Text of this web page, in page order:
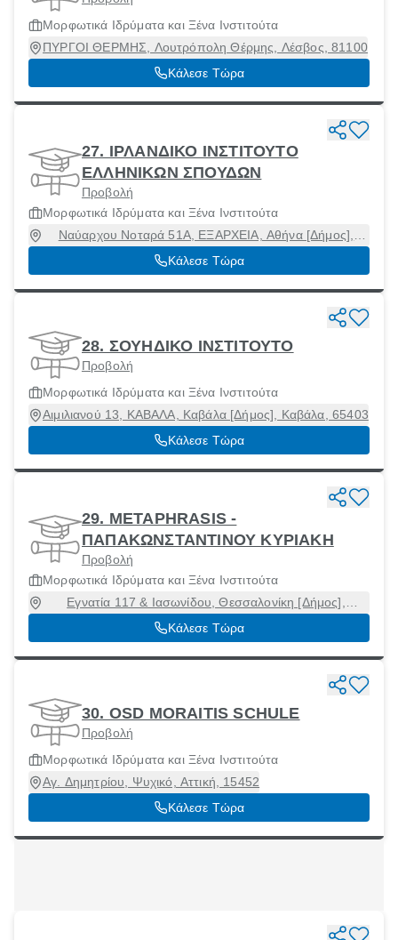
Μορφωτικά Ιδρύματα και Ξένα Ινστιτούτα
ΠΥΡΓΟΙ ΘΕΡΜΗΣ, Λουτρόπολη Θέρμης, Λέσβος, 81100
Κάλεσε Τώρα
27. ΙΡΛΑΝΔΙΚΟ ΙΝΣΤΙΤΟΥΤΟ
ΕΛΛΗΝΙΚΩΝ ΣΠΟΥΔΩΝ
Προβολή
Μορφωτικά Ιδρύματα και Ξένα Ινστιτούτα
Ναύαρχου Νοταρά 51Α, ΕΞΑΡΧΕΙΑ, Αθήνα [Δήμος],
Αττική, 10683
Κάλεσε Τώρα
28. ΣΟΥΗΔΙΚΟ ΙΝΣΤΙΤΟΥΤΟ
Προβολή
Μορφωτικά Ιδρύματα και Ξένα Ινστιτούτα
Αιμιλιανού 13, ΚΑΒΑΛΑ, Καβάλα [Δήμος], Καβάλα, 65403
Κάλεσε Τώρα
29. METAPHRASIS -
ΠΑΠΑΚΩΝΣΤΑΝΤΙΝΟΥ ΚΥΡΙΑΚΗ
Προβολή
Μορφωτικά Ιδρύματα και Ξένα Ινστιτούτα
Εγνατία 117 & Ιασωνίδου, Θεσσαλονίκη [Δήμος],
Θεσσαλονίκη, 54635
Κάλεσε Τώρα
30. OSD MORAITIS SCHULE
Προβολή
Μορφωτικά Ιδρύματα και Ξένα Ινστιτούτα
Αγ. Δημητρίου, Ψυχικό, Αττική, 15452
Κάλεσε Τώρα